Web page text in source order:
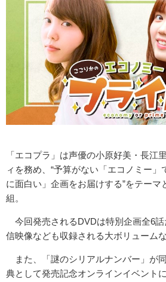
「エコプラ」は声優の小原好美・長江
ィを務め、“予算がない「エコノミー
に面白い」企画をお届けする”をテーマ
組。
今回発売されるDVDは特別企画全6
信映像なども収録される大ボリューム
また、「謎のシリアルナンバー」が
典として発売記念オンラインイベント